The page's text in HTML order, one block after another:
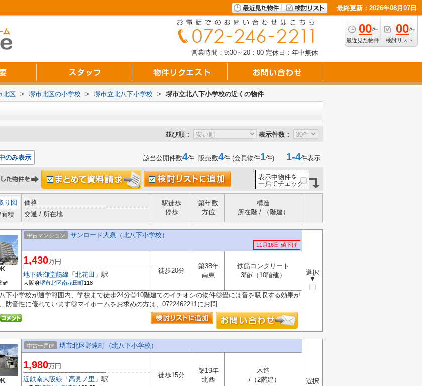
最終更新：2026年08月07日
00件
最近見た物件
00件
検討リスト
営業時間：9:30～20：00 定休日：年中無休
北区 > 堺市北区の小学校 > 堺市立北八下小学校 > 堺市立北八下小学校の近くの物件
並び順： 表示件数：
のみ表示 該当公開件数4件 販売数4件 (会員物件1件) 1-4件表示
表示中物件を
一括でチェック
り図
積
価格
交通 / 所在地
駅徒歩
停歩
築年数
方位
構造
所在階 / （階建）
㎡
中古マンション サンロード大泉（北八下小学校）
11月16日 値下げ
選択
▼
1,430万円
地下鉄御堂筋線 「 北花田 」駅
大阪府堺市北区南花田町118
徒歩20分
築38年
南東
鉄筋コンクリート
3階/（10階建）
下小学校が通学範囲内、学校まで徒歩24分◎10階建てのイチオシの物件◎畳には音を吸収する効果が
防音性に優れています◎マイホームをお求めの方は、0722462211にお問...
中古一戸建 堺市北区野遠町（北八下小学校）
選択
1,980万円
近鉄南大阪線 「 高見ノ里 」駅
徒歩15分
築19年
北西
木造
-/（2階建）